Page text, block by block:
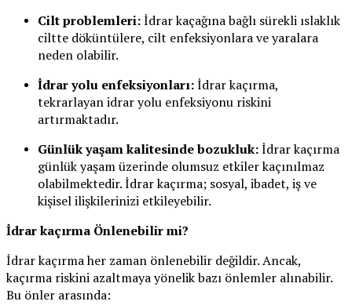
Cilt problemleri:İdrar kaçağına bağlı sürekli ıslaklık
ciltte döküntülere, cilt enfeksiyonlara ve yaralara
neden olabilir.
İdrar yolu enfeksiyonları:İdrar kaçırma,
tekrarlayan idrar yolu enfeksiyonu riskini
artırmaktadır.
Günlük yaşam kalitesinde bozukluk:İdrar kaçırma
günlük yaşam üzerinde olumsuz etkiler kaçınılmaz
olabilmektedir. İdrar kaçırma; sosyal, ibadet, iş ve
kişisel ilişkilerinizi etkileyebilir.
İdrar kaçırma Önlenebilir mi?
İdrar kaçırma her zaman önlenebilir değildir. Ancak,
kaçırma riskini azaltmaya yönelik bazı önlemler alınabilir.
Bu önler arasında: